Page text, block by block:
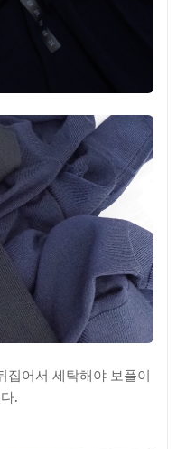
집어서 세탁해야 보풀이
.